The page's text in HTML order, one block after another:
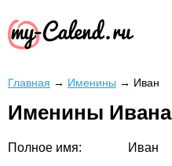
Главная → Именины → Иван
Именины Ивана
Полное имя:
Иван